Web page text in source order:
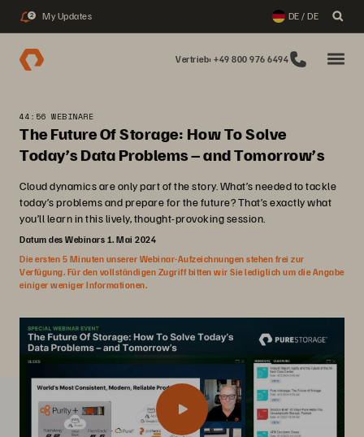
2 My Updates DE / DE
Vertrieb: +49 800 976 6494
44:56 WEBINARE
The Future Of Storage: How To Solve
Today’s Data Problems – and Tomorrow’s
Cloud dynamics are only part of the story. What’s needed to tackle
today’s problems and prepare for the future? That’s exactly what
you’ll learn in this lively, thought-provoking session.
Datum des Webinars 1. Mai 2024
Die ersten 5 Minuten unserer Webinar-Aufzeichnungen stehen frei zur
Verfügung. Für den vollständigen Zugriff bitten wir Sie lediglich um die Angabe
einiger weniger Informationen.